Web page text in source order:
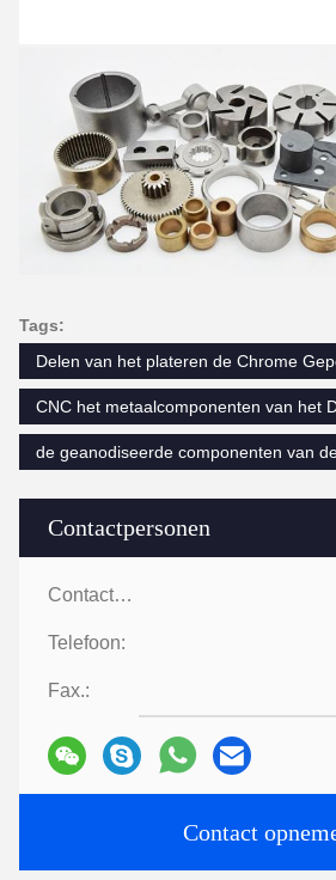
Contactpersonen
Contactpersonen:
Telefoon:
Fax.:
Contact
Tags:
Delen van het plateren de Chrome
CNC het metaalcomponenten van het
de geanodiseerde componenten van